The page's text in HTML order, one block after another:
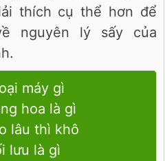
thích cụ thể hơn để
nguyên lý sấy của
máy gì
hoa là gì
lâu thì khô
lưu là gì